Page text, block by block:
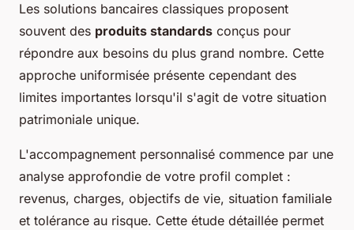
Les solutions bancaires classiques proposent
souvent des produits standards conçus pour
répondre aux besoins du plus grand nombre. Cette
approche uniformisée présente cependant des
limites importantes lorsqu'il s'agit de votre situation
patrimoniale unique.
L'accompagnement personnalisé commence par une
analyse approfondie de votre profil complet :
revenus, charges, objectifs de vie, situation familiale
et tolérance au risque. Cette étude détaillée permet